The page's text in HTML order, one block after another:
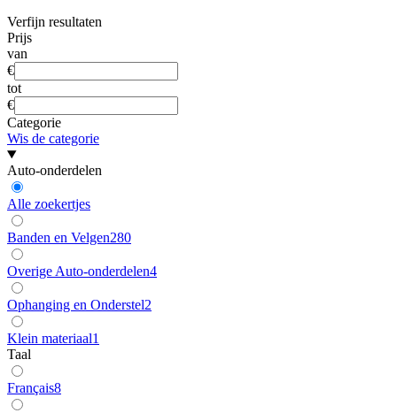
Verfijn resultaten
Prijs
van
€
tot
€
Categorie
Wis de categorie
Auto-onderdelen
Alle zoekertjes
Banden en Velgen280
Overige Auto-onderdelen4
Ophanging en Onderstel2
Klein materiaal1
Taal
Français8